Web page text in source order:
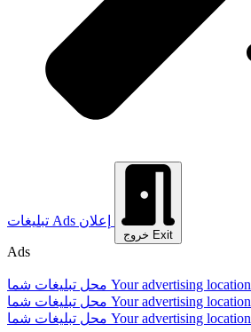
تبلیغات Ads
خروج Exit
Ads
محل تبلیغات شما Your advertising location
محل تبلیغات شما Your advertising location
محل تبلیغات شما Your advertising location